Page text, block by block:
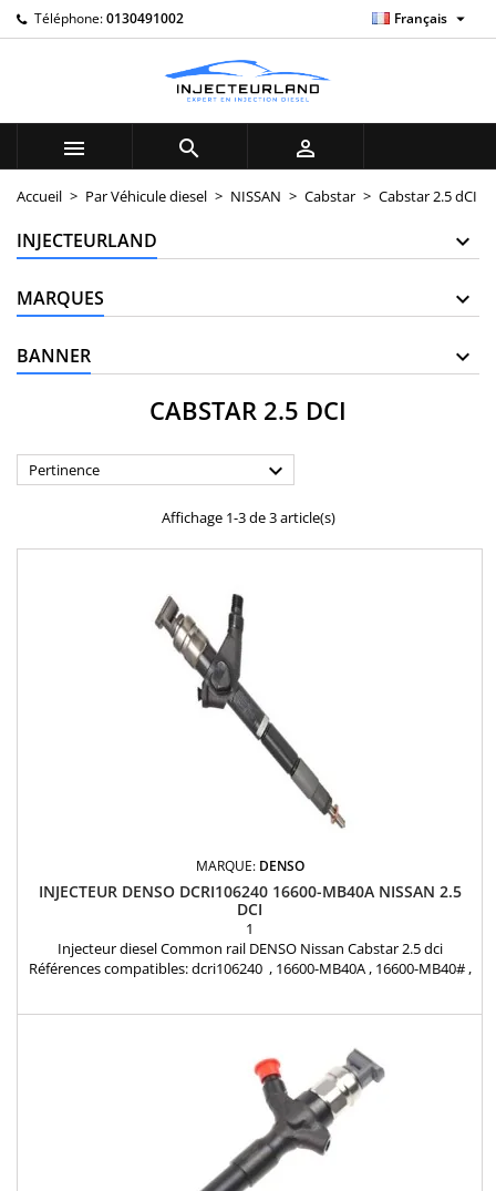
Téléphone:0130491002 Français 
  
Accueil Par Véhicule diesel NISSAN Cabstar Cabstar 2.5 dCI
INJECTEURLAND
MARQUES
BANNER
CABSTAR 2.5 DCI
Pertinence 
Affichage 1-3 de 3 article(s)
MARQUE: DENSO
INJECTEUR DENSO DCRI106240 16600-MB40A NISSAN 2.5
DCI
1
Injecteur diesel Common rail DENSO Nissan Cabstar 2.5 dci
Références compatibles: dcri106240 , 16600-MB40A , 16600-MB40# ,
2.5 dCi Pièce d'origine garantie 12 mois
My wishlists ×
add_circle_outline
((modalTitle)) ×
((confirmMessage))
((cancelText)) ((modalDeleteText))
((title)) ×
Connexion ×
Vous devez être connecté pour ajouter des produits à
votre liste d'envies.
((cancelText)) ((loginText))